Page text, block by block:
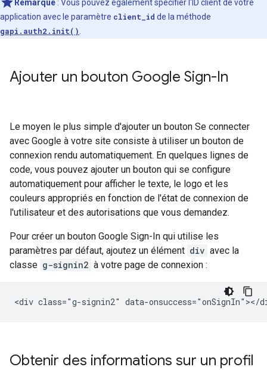
Remarque : Vous pouvez également spécifier l'ID client de votre
application avec le paramètre client_id de la méthode
gapi.auth2.init()
Ajouter un bouton Google Sign-In
Le moyen le plus simple d'ajouter un bouton Se connecter
avec Google à votre site consiste à utiliser un bouton de
connexion rendu automatiquement. En quelques lignes de
code, vous pouvez ajouter un bouton qui se configure
automatiquement pour afficher le texte, le logo et les
couleurs appropriés en fonction de l'état de connexion de
l'utilisateur et des autorisations que vous demandez.
Pour créer un bouton Google Sign-In qui utilise les
paramètres par défaut, ajoutez un élément div avec la
classe g-signin2 à votre page de connexion :
Obtenir des informations sur un profil